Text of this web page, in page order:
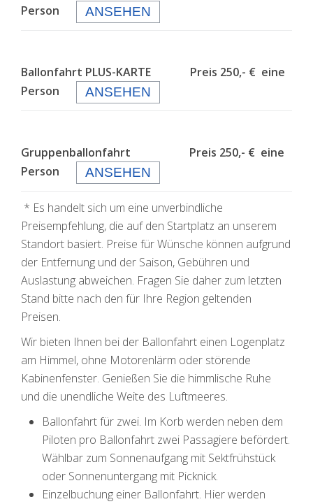
Person
ANSEHEN
Ballonfahrt PLUS-KARTE Preis 250,- € eine
Person
ANSEHEN
Gruppenballonfahrt Preis 250,- € eine
Person
ANSEHEN
* Es handelt sich um eine unverbindliche
Preisempfehlung, die auf den Startplatz an unserem
Standort basiert. Preise für Wünsche können aufgrund
der Entfernung und der Saison, Gebühren und
Auslastung abweichen. Fragen Sie daher zum letzten
Stand bitte nach den für Ihre Region geltenden
Preisen.
Wir bieten Ihnen bei der Ballonfahrt einen Logenplatz
am Himmel, ohne Motorenlärm oder störende
Kabinenfenster. Genießen Sie die himmlische Ruhe
und die unendliche Weite des Luftmeeres.
Ballonfahrt für zwei. Im Korb werden neben dem
Piloten pro Ballonfahrt zwei Passagiere befördert.
Wählbar zum Sonnenaufgang mit Sektfrühstück
oder Sonnenuntergang mit Picknick.
Einzelbuchung einer Ballonfahrt. Hier werden